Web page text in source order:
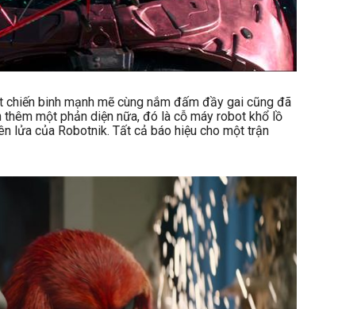
binh mạnh mẽ cùng nắm đấm đầy gai cũng đã
một phản diện nữa, đó là cỗ máy robot khổ lồ
lửa của Robotnik. Tất cả báo hiệu cho một trận